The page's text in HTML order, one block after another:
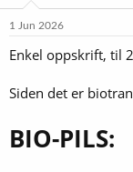
1 Jun 2026
Enkel oppskrift, til
Siden det er
BIO-PILS: